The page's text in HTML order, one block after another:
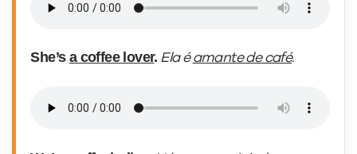
She’s a coffee lover. Ela éamante de café.